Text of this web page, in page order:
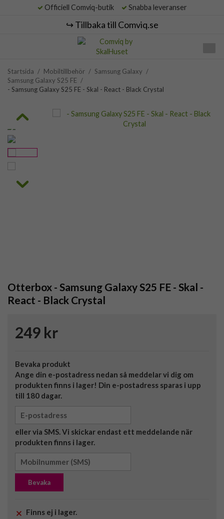
Officiell Comviq-butik Snabba leveranser
↪️ Tillbaka till Comviq.se
Startsida / Mobiltillbehör / Samsung Galaxy /
Samsung Galaxy S25 FE /
- Samsung Galaxy S25 FE - Skal - React - Black Crystal
Otterbox - Samsung Galaxy S25 FE - Skal -
React - Black Crystal
249 kr
Bevaka produkt
Ange din e-postadress nedan så meddelar vi dig om
produkten finns i lager! Din e-postadress sparas i upp
till 180 dagar.
eller via SMS. Vi skickar endast ett meddelande när
produkten finns i lager.
Bevaka
Finns ej i lager.